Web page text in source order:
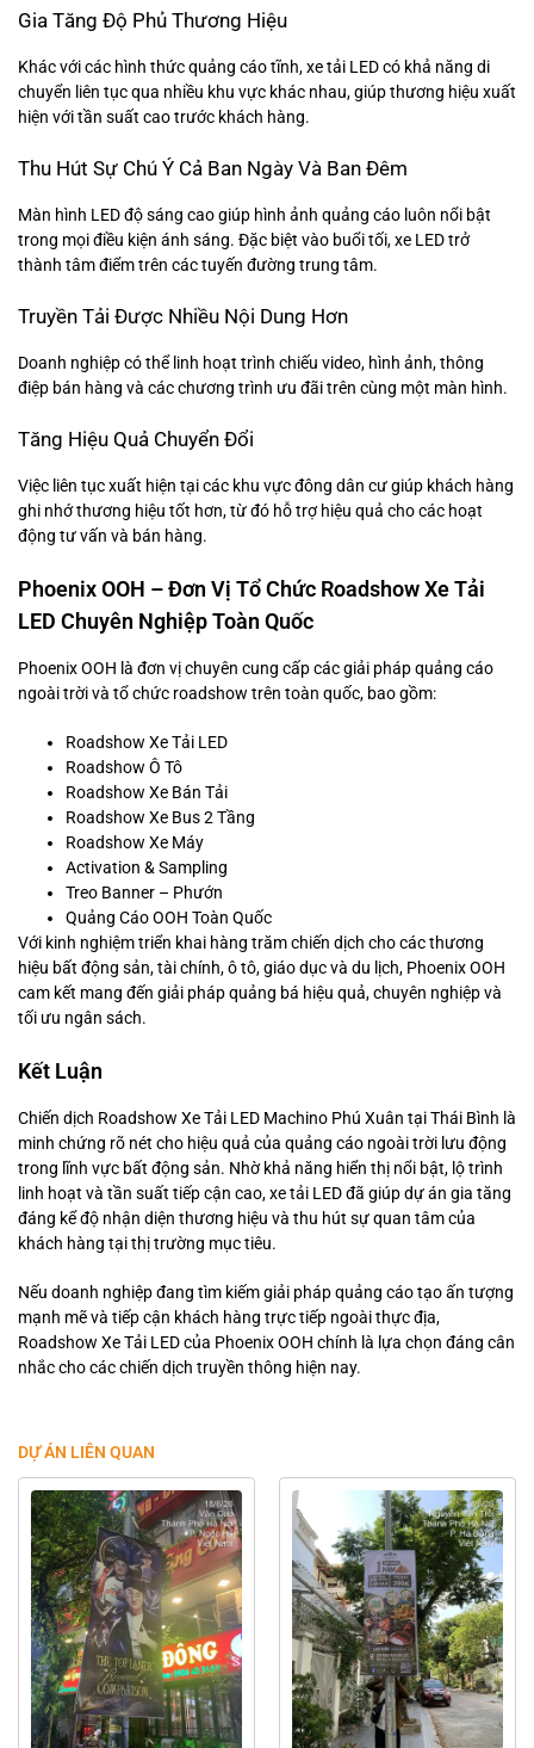
Gia Tăng Độ Phủ Thương Hiệu
Khác với các hình thức quảng cáo tĩnh, xe tải LED có khả năng di
chuyển liên tục qua nhiều khu vực khác nhau, giúp thương hiệu xuất
hiện với tần suất cao trước khách hàng.
Thu Hút Sự Chú Ý Cả Ban Ngày Và Ban Đêm
Màn hình LED độ sáng cao giúp hình ảnh quảng cáo luôn nổi bật
trong mọi điều kiện ánh sáng. Đặc biệt vào buổi tối, xe LED trở
thành tâm điểm trên các tuyến đường trung tâm.
Truyền Tải Được Nhiều Nội Dung Hơn
Doanh nghiệp có thể linh hoạt trình chiếu video, hình ảnh, thông
điệp bán hàng và các chương trình ưu đãi trên cùng một màn hình.
Tăng Hiệu Quả Chuyển Đổi
Việc liên tục xuất hiện tại các khu vực đông dân cư giúp khách hàng
ghi nhớ thương hiệu tốt hơn, từ đó hỗ trợ hiệu quả cho các hoạt
động tư vấn và bán hàng.
Phoenix OOH – Đơn Vị Tổ Chức Roadshow Xe Tải
LED Chuyên Nghiệp Toàn Quốc
Phoenix OOH là đơn vị chuyên cung cấp các giải pháp quảng cáo
ngoài trời và tổ chức roadshow trên toàn quốc, bao gồm:
Roadshow Xe Tải LED
Roadshow Ô Tô
Roadshow Xe Bán Tải
Roadshow Xe Bus 2 Tầng
Roadshow Xe Máy
Activation & Sampling
Treo Banner – Phướn
Quảng Cáo OOH Toàn Quốc
Với kinh nghiệm triển khai hàng trăm chiến dịch cho các thương
hiệu bất động sản, tài chính, ô tô, giáo dục và du lịch, Phoenix OOH
cam kết mang đến giải pháp quảng bá hiệu quả, chuyên nghiệp và
tối ưu ngân sách.
Kết Luận
Chiến dịch Roadshow Xe Tải LED Machino Phú Xuân tại Thái Bình là
minh chứng rõ nét cho hiệu quả của quảng cáo ngoài trời lưu động
trong lĩnh vực bất động sản. Nhờ khả năng hiển thị nổi bật, lộ trình
linh hoạt và tần suất tiếp cận cao, xe tải LED đã giúp dự án gia tăng
đáng kể độ nhận diện thương hiệu và thu hút sự quan tâm của
khách hàng tại thị trường mục tiêu.
Nếu doanh nghiệp đang tìm kiếm giải pháp quảng cáo tạo ấn tượng
mạnh mẽ và tiếp cận khách hàng trực tiếp ngoài thực địa,
Roadshow Xe Tải LED của Phoenix OOH chính là lựa chọn đáng cân
nhắc cho các chiến dịch truyền thông hiện nay.
DỰ ÁN LIÊN QUAN